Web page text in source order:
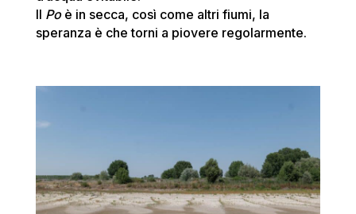
Il Poè in secca, così come altri fiumi, la
speranza è che torni a piovere regolarmente.